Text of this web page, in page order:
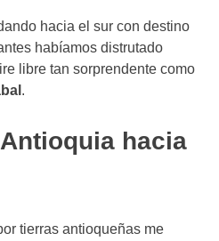
hacia el sur con destino
habíamos distrutado
libre tan sorprendente como
.
hacia
tierras antioqueñas me